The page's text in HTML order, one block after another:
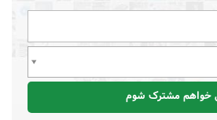
خواهم مشترک شوم